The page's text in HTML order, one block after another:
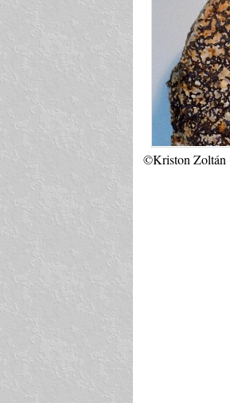
©Kriston Zoltán